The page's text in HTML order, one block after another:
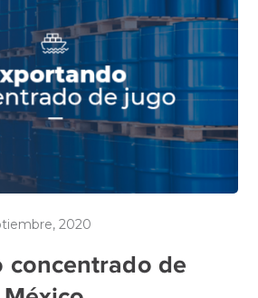
2020
concentrado de